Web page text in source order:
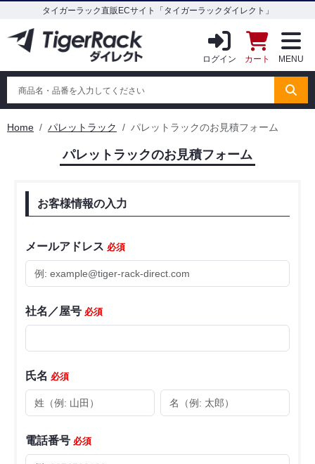
タイガーラック直販ECサイト「タイガーラックダイレクト」
ログイン カート MENU
Home パレットラック パレットラックのお見積フォーム
パレットラックのお見積フォーム
お客様情報の入力
メールアドレス 必須
社名／屋号 必須
氏名 必須
電話番号 必須